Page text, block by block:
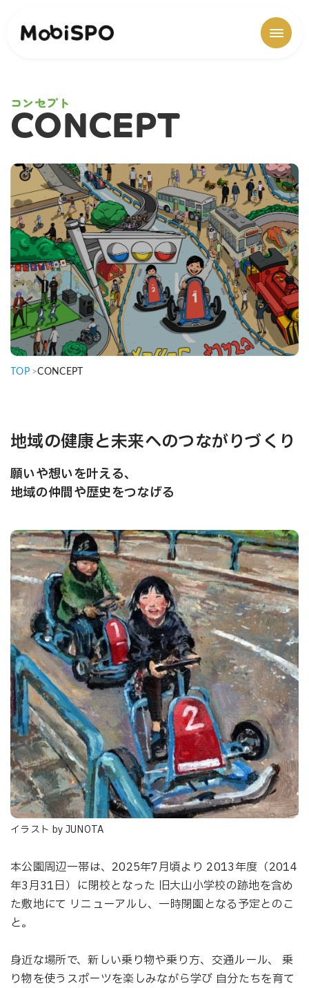
コンセプト
CONCEPT
TOP >CONCEPT
地域の健康と未来へのつながりづくり
願いや想いを叶える、
地域の仲間や歴史をつなげる
本公園周辺一帯は、2025年7月頃より 2013年度（2014
年3月31日）に閉校となった 旧大山小学校の跡地を含め
た敷地にて リニューアルし、一時閉園となる予定とのこ
と。
身近な場所で、新しい乗り物や乗り方、交通ルール、 乗
り物を使うスポーツを楽しみながら学び 自分たちを育て
イラスト by JUNOTA